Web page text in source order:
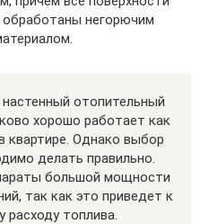
негорючим
отопительный
хорошо работает как
квартире. Однако выбор
делать правильно.
большой мощности
так как это приведет к
расходу топлива.